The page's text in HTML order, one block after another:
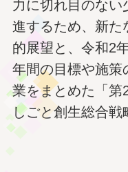
力に切れ目のない
進するため、新た
的展望と、令和2
年間の目標や施策
業をまとめた「第
しごと創生総合戦